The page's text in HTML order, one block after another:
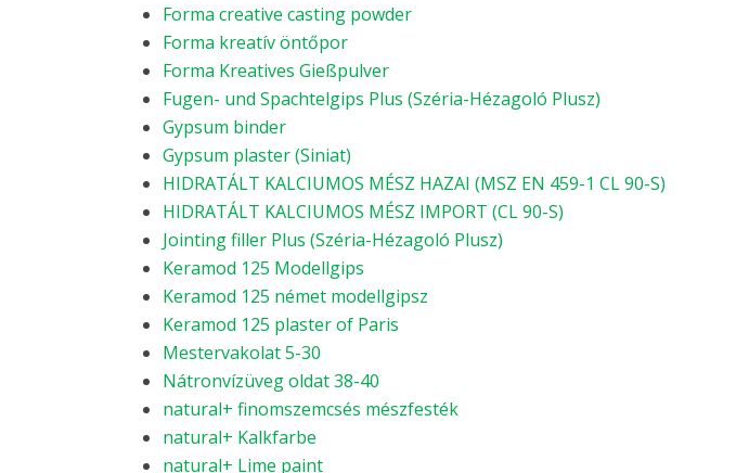
Forma creative casting powder
Forma kreatív öntőpor
Forma Kreatives Gießpulver
Fugen- und Spachtelgips Plus (Széria-Hézagoló Plusz)
Gypsum binder
Gypsum plaster (Siniat)
HIDRATÁLT KALCIUMOS MÉSZ HAZAI (MSZ EN 459-1 CL 90-S)
HIDRATÁLT KALCIUMOS MÉSZ IMPORT (CL 90-S)
Jointing filler Plus (Széria-Hézagoló Plusz)
Keramod 125 Modellgips
Keramod 125 német modellgipsz
Keramod 125 plaster of Paris
Mestervakolat 5-30
Nátronvízüveg oldat 38-40
natural+ finomszemcsés mészfesték
natural+ Kalkfarbe
natural+ Lime paint